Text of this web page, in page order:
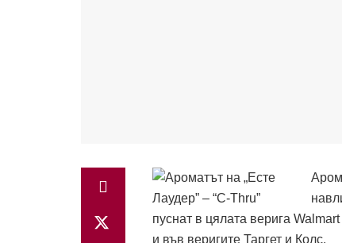
пуснат в цялата верига
и във веригите Таргет и Колс.